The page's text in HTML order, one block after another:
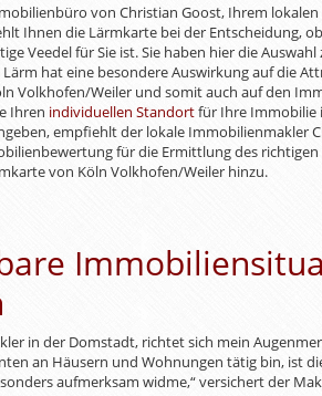
von Christian Goost, Ihrem lokalen
Ihnen die Lärmkarte bei der Entscheidung, ob
Veedel für Sie ist. Sie haben hier die Auswahl
hat eine besondere Auswirkung auf die
Volkhofen/Weiler und somit auch auf den
Ihren individuellen Standortfür Ihre Immobilie
empfiehlt der lokale Immobilienmakler
für die Ermittlung des richtigen
von Köln Volkhofen/Weiler hinzu.
in der Domstadt, richtet sich mein
an Häusern und Wohnungen tätig bin, ist
aufmerksam widme,“ versichert der